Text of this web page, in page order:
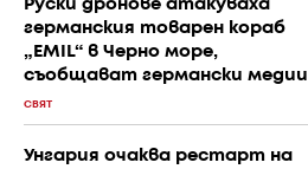
Руски дронове атакуваха
германския товарен кораб
„EMIL“ в Черно море,
съобщават германски медии
СВЯТ
Унгария очаква рестарт на